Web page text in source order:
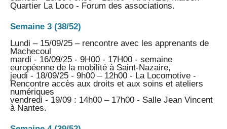
Quartier La Loco - Forum des associations.
Semaine 3 (38/52)
Lundi – 15/09/25 – rencontre avec les apprenants de
Machecoul
mardi - 16/09/25 - 9H00 - 17H00 - semaine
européenne de la mobilité à Saint-Nazaire,
jeudi - 18/09/25 - 9h00 – 12h00 - La Locomotive -
Rencontre accès aux droits et aux soins et ateliers
numériques
vendredi - 19/09 : 14h00 – 17h00 - Salle Jean Vincent
à Nantes.